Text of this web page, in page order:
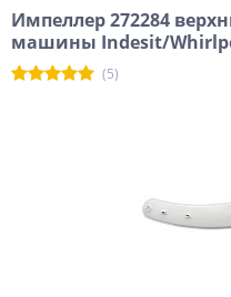
Импеллер 272284
машины Indesit/
(5)